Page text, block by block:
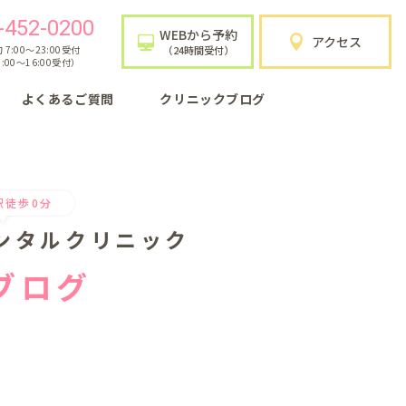
0200
7:00〜23:00受付
〜16:00受付）
WEBから予約
（24時間受付） アクセス
よくあるご質問 クリニックブログ
徒歩0分
タルクリニック
ログ